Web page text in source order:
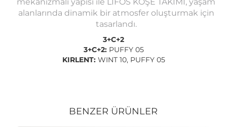
alanlarında dinamik bir atmosfer oluşturmak için
tasarlandı.
3+C+2
3+C+2:PUFFY 05
KIRLENT:WINT 10, PUFFY 05
BENZER ÜRÜNLER